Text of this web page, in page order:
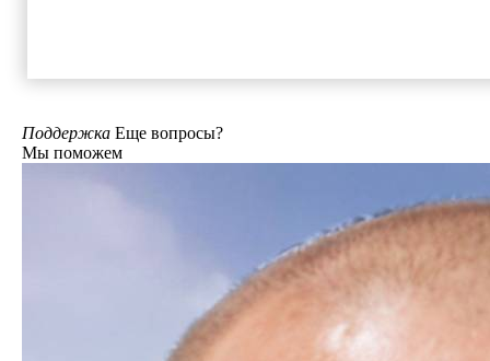
Поддержка Еще вопросы?
Мы поможем